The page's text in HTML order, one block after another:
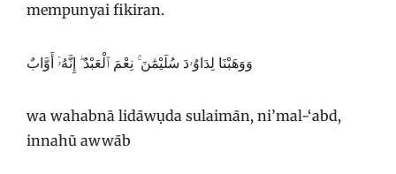
mempunyai fikiran.
وَوَهَبْنَا لِدَاوُۥدَ سُلَيْمَٰنَ ۚ نِعْمَ ٱلْعَبْدُ ۖ إِنَّهُۥٓ أَوَّابٌ
wa wahabnā lidāwụda sulaimān, ni’mal-‘abd,
innahū awwāb